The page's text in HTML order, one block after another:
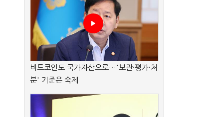
비트코인도 국가자산으로…'보관·평가·처
분' 기준은 숙제